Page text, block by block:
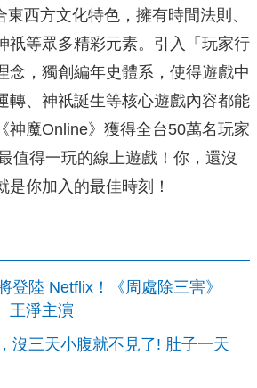
東西方文化特色，擁有時間法則、
祇等眾多精彩元素。引入「玩家行
念，獨創編年史體系，使得遊戲中
轉、神祇誕生等核心遊戲內容都能
神魔Online》獲得全台50萬名玩家
值得一玩的線上遊戲！你，還沒
是你加入的最佳時刻！
登陸 Netflix！《周處除三害》
王淨主演
沒三天小腹就不見了! 肚子一天